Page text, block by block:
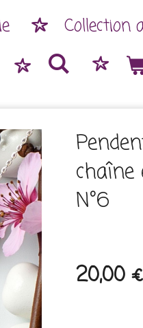
Collection
chaîne
N°6
20,00 €